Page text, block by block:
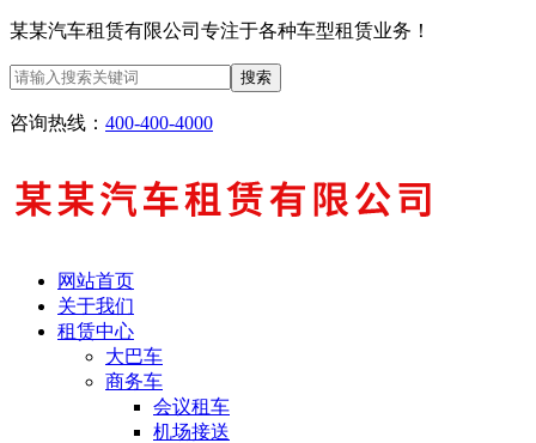
某某汽车租赁有限公司专注于各种车型租赁业务！
搜索
咨询热线： 400-400-4000
网站首页
关于我们
租赁中心
大巴车
商务车
会议租车
机场接送